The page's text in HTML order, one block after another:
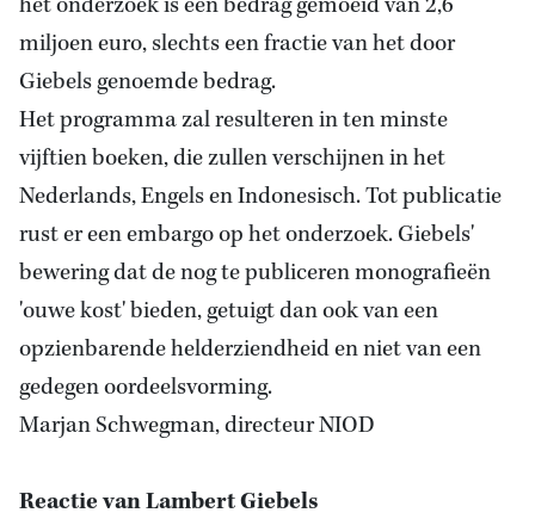
miljoen euro, slechts een fractie van het door
Giebels genoemde bedrag.
Het programma zal resulteren in ten minste
vijftien boeken, die zullen verschijnen in het
Nederlands, Engels en Indonesisch. Tot publicatie
rust er een embargo op het onderzoek. Giebels'
bewering dat de nog te publiceren monografieën
'ouwe kost' bieden, getuigt dan ook van een
opzienbarende helderziendheid en niet van een
gedegen oordeelsvorming.
Marjan Schwegman, directeur NIOD
Reactie van Lambert Giebels